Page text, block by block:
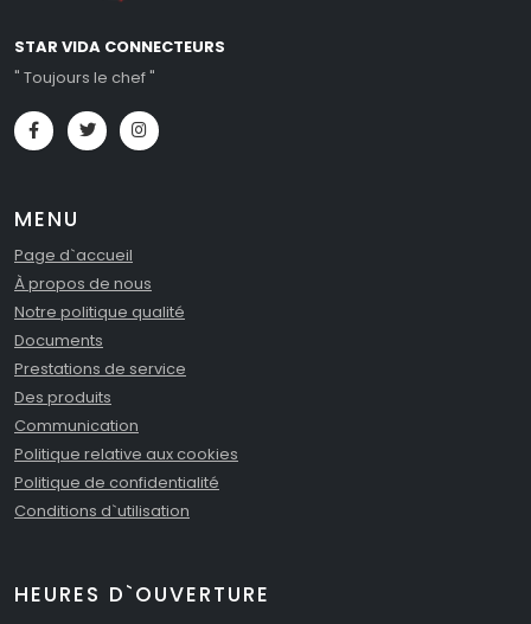
STAR VIDA CONNECTEURS
" Toujours le chef "
MENU
Page d`accueil
À propos de nous
Notre politique qualité
Documents
Prestations de service
Des produits
Communication
Politique relative aux cookies
Politique de confidentialité
Conditions d`utilisation
HEURES D`OUVERTURE